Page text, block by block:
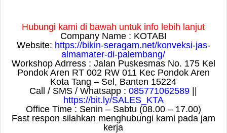
Hubungi kami di bawah untuk info lebih lanjut
Company Name : KOTABI
Website: https://bikin-seragam.net/konveksi-jas-
almamater-di-palembang/
Workshop Adrress : Jalan Puskesmas No. 175 Kel
Pondok Aren RT 002 RW 011 Kec Pondok Aren
Kota Tang – Sel, Banten 15224
Call / SMS / Whatsapp :085771062589 ||
https://bit.ly/SALES_KTA
Office Time : Senin – Sabtu (08.00 – 17.00)
Fast respon silahkan menghubungi kami pada jam
kerja